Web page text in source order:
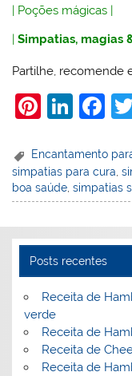
Poções mágicas
|Simpatias, magias
Partilhe, recomende
Pi
er
e
st
Li
k
e
dI
F
c
e
b
o
k
Encantamento
simpatias para cura ,
boa saúde ,simpatias
Posts recentes
Receita de
verde
Receita de
Receita de
Receita de